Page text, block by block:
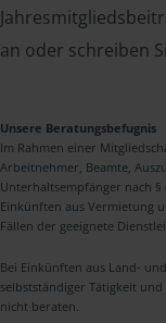
an oder schreiben
Unsere Beratungsbefugnis
Im Rahmen einer
Arbeitnehmer, Beamte,
Unterhaltsempfänger nach §
Einkünften aus Vermietung
Fällen der geeignete
Bei Einkünften aus Land-
selbstständiger Tätigkeit
nicht beraten.